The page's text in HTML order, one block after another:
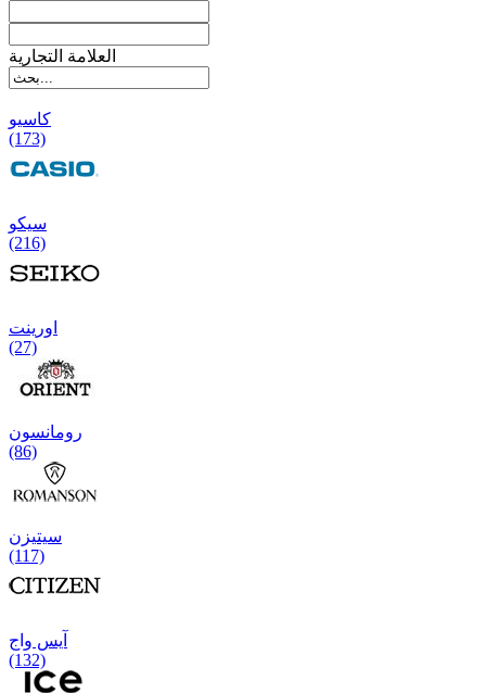
العلامة التجارية
کاسیو
(173)
سیکو
(216)
اورینت
(27)
رومانسون
(86)
سیتیزن
(117)
آیس واج
(132)